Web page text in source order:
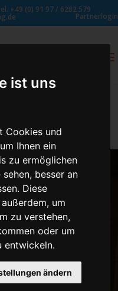
ist uns
Cookies und
Ihnen ein
zu ermöglichen
besser an
Diese
um
zu verstehen,
oder um
entwickeln.
ändern
+49 (0) 91 97 / 6282 579
Partnerlogin